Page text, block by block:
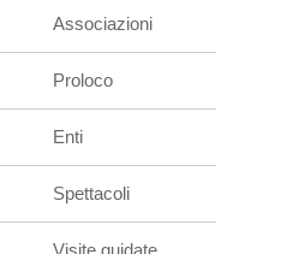
Associazioni
Proloco
Enti
Spettacoli
Visite guidate